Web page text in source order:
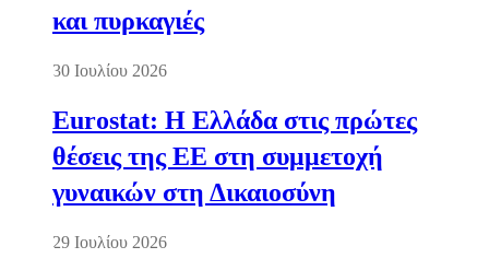
και πυρκαγιές
30 Ιουλίου 2026
Eurostat: Η Ελλάδα στις πρώτες
θέσεις της ΕΕ στη συμμετοχή
γυναικών στη Δικαιοσύνη
29 Ιουλίου 2026